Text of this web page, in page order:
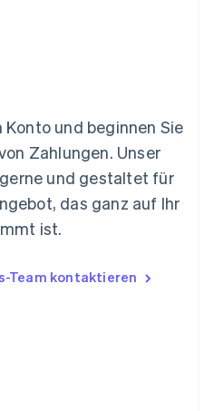
und beginnen Sie
Zahlungen. Unser
und gestaltet für
das ganz auf Ihr
ist.
Team kontaktieren